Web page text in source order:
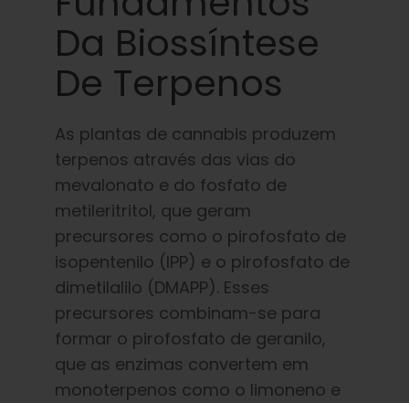
Da Biossíntese
De Terpenos
As plantas de cannabis produzem
terpenos através das vias do
mevalonato e do fosfato de
metileritritol, que geram
precursores como o pirofosfato de
isopentenilo (IPP) e o pirofosfato de
dimetilalilo (DMAPP). Esses
precursores combinam-se para
formar o pirofosfato de geranilo,
que as enzimas convertem em
monoterpenos como o limoneno e